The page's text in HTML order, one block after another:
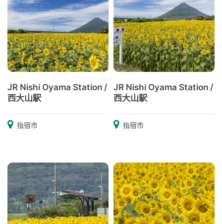
JR Nishi Oyama Station /
西大山駅
指宿市
JR Nishi Oyama Station /
西大山駅
指宿市